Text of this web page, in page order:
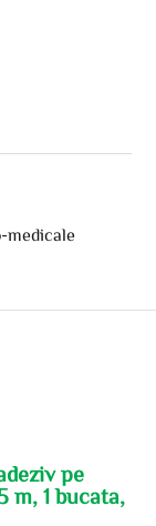
medicale
pe
m, 1 bucata,